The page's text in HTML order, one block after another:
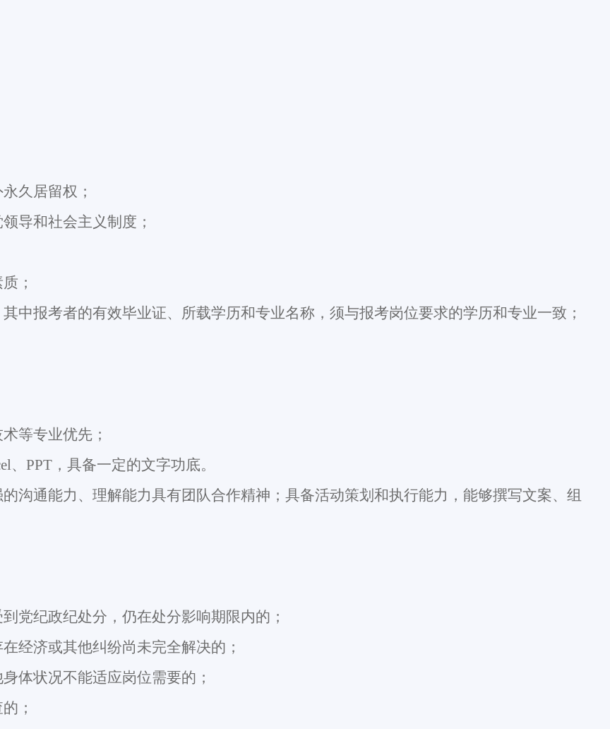
久居留权；
导和社会主义制度；
；
中报考者的有效毕业证、所载学历和专业名称，须与报考岗位要求的学历和专业一致；
等专业优先；
、 PPT，具备一定的文字功底。
沟通能力、理解能力具有团队合作精神；具备活动策划和执行能力，能够撰写文案、组
党纪政纪处分，仍在处分影响期限内的；
经济或其他纠纷尚未完全解决的；
体状况不能适应岗位需要的；
；